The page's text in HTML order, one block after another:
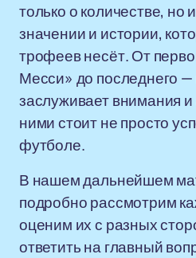
только о количестве, но
значении и истории,
трофеев несёт. От
Месси» до последнего
заслуживает внимания
ними стоит не просто
футболе.
В нашем дальнейшем
подробно рассмотрим
оценим их с разных
ответить на главный